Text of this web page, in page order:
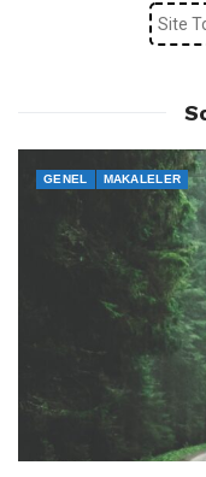
Site
GENEL MAKALELER